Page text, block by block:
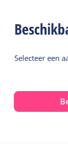
Selecteer een